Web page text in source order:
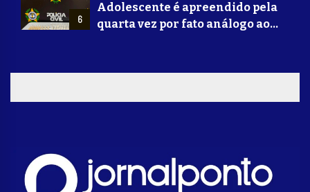
6
Adolescente é apreendido pela
quarta vez por fato análogo ao
Barra Mansa